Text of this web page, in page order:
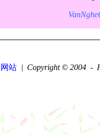
网站| Copyright © 2004 -